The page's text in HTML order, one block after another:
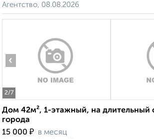
Агентство, 08.08.2026
2/7
‹
Дом 42м², 1-этажный, на длительный
города
15 000 ₽ в месяц